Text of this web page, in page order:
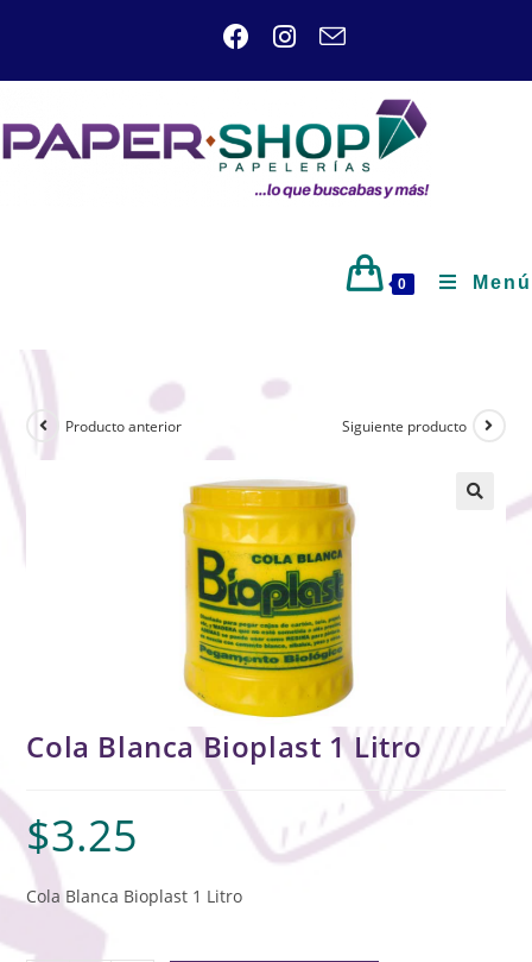
0 Menú
Producto anterior Siguiente producto
Cola Blanca Bioplast 1 Litro
$3.25
Cola Blanca Bioplast 1 Litro